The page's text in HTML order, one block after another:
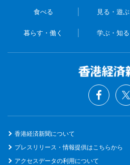
食べる 見る・遊ぶ
暮らす・働く 学ぶ・知る
香港経済新聞について
プレスリリース・情報提供はこちらから
アクセスデータの利用について